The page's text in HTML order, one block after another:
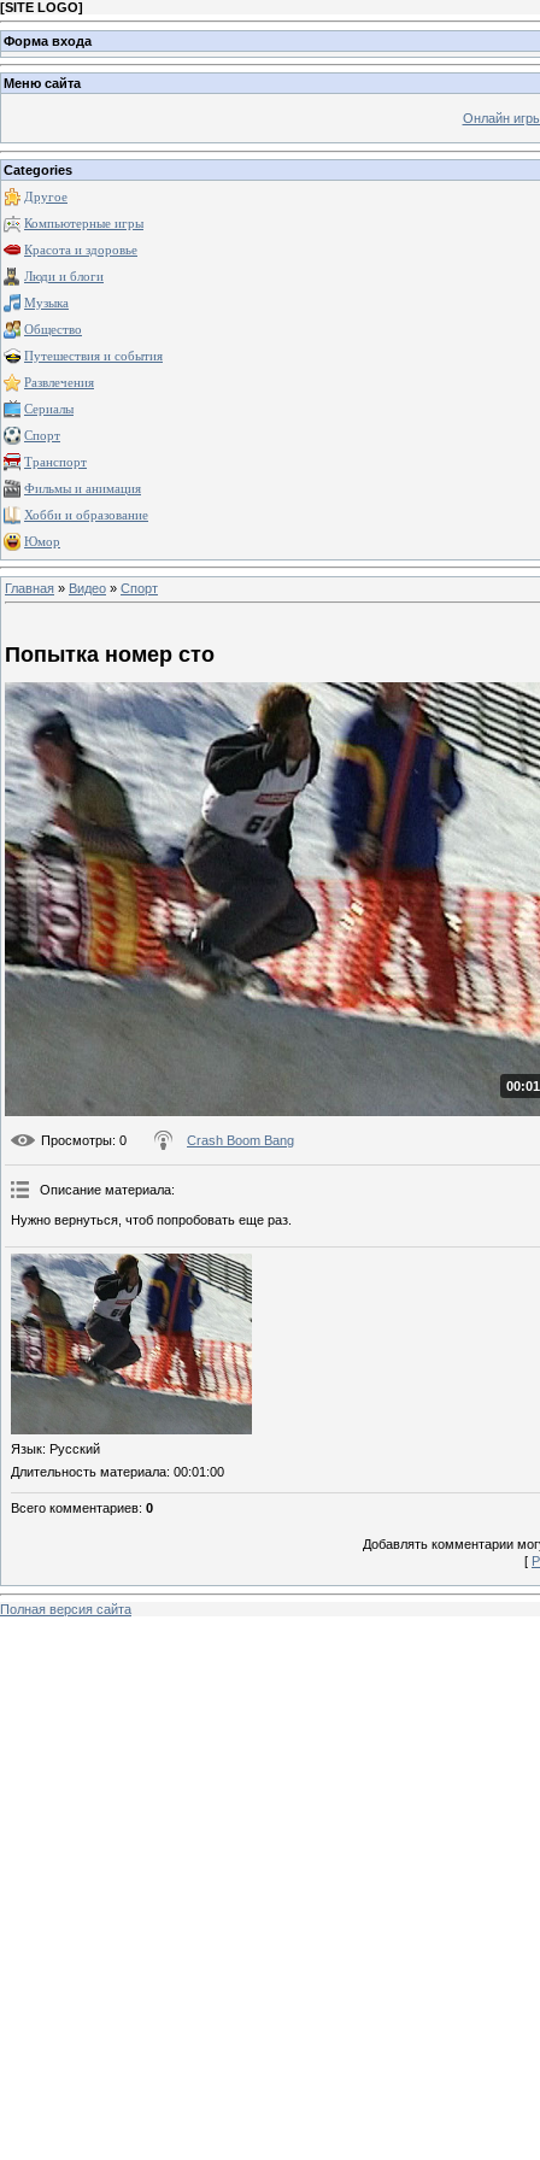
[SITE LOGO]
Форма входа
Меню сайта
Онлайн
Categories
Другое
Компьютерные игры
Красота и здоровье
Люди и блоги
Музыка
Общество
Путешествия и события
Развлечения
Сериалы
Спорт
Транспорт
Фильмы и анимация
Хобби и образование
Юмор
Главная » Видео » Спорт
Попытка номер сто
Просмотры: 0 Crash Boom Bang
Описание материала:
Нужно вернуться, чтоб попробовать еще раз.
Язык: Русский
Длительность материала: 00:01:00
Всего комментариев: 0
Добавлять комментарии
[
Полная версия сайта